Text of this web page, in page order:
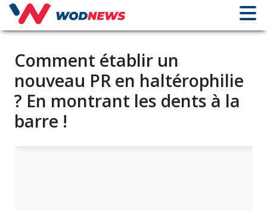
Comment établir un
nouveau PR en haltérophilie
? En montrant les dents à la
barre !